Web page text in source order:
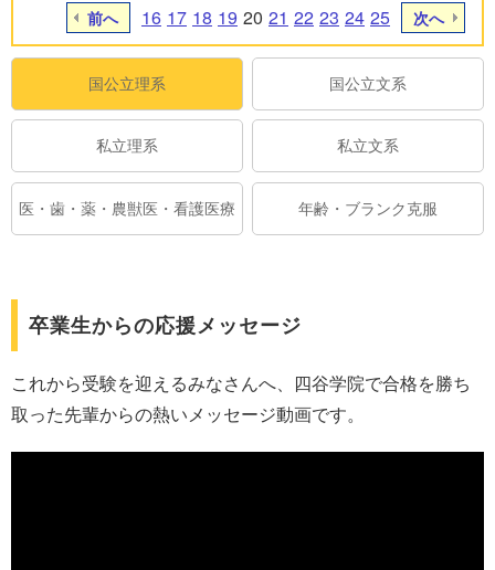
前へ 16 17 18 19 20 21 22 23 24 25 次へ
国公立理系 国公立文系
私立理系 私立文系
医・歯・薬・農獣医・看護医療 年齢・ブランク克服
卒業生からの応援メッセージ
これから受験を迎えるみなさんへ、四谷学院で合格を勝ち
取った先輩からの熱いメッセージ動画です。